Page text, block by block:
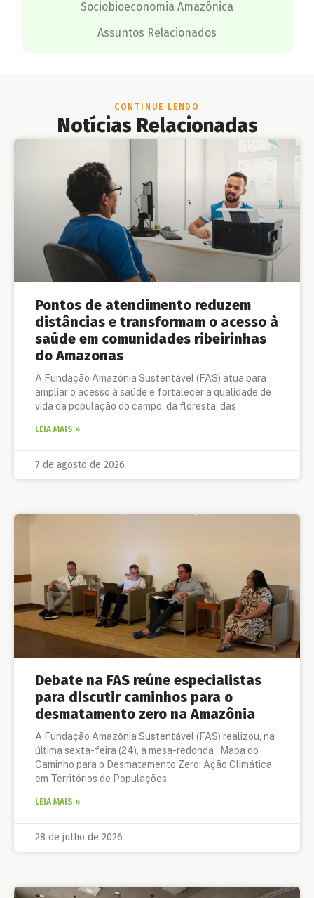
Sociobioeconomia Amazônica
Assuntos Relacionados
CONTINUE LENDO
Notícias Relacionadas
Pontos de atendimento reduzem
distâncias e transformam o acesso à
saúde em comunidades ribeirinhas
do Amazonas
A Fundação Amazônia Sustentável (FAS) atua para
ampliar o acesso à saúde e fortalecer a qualidade de
vida da população do campo, da floresta, das
LEIA MAIS »
7 de agosto de 2026
Debate na FAS reúne especialistas
para discutir caminhos para o
desmatamento zero na Amazônia
A Fundação Amazônia Sustentável (FAS) realizou, na
última sexta-feira (24), a mesa-redonda “Mapa do
Caminho para o Desmatamento Zero: Ação Climática
em Territórios de Populações
LEIA MAIS »
28 de julho de 2026